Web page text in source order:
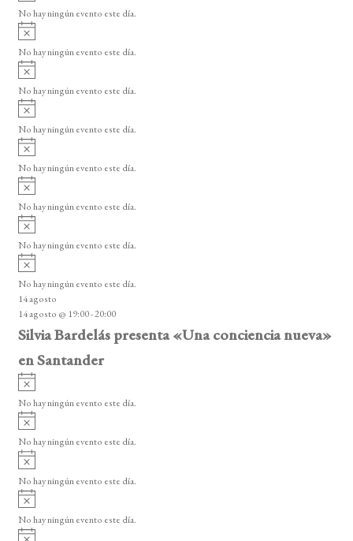
v
e
n
t
o
s
o
v
i
o
No hay ningún evento este día.
A
v
i
o
No hay ningún evento este día.
A
v
i
o
No hay ningún evento este día.
A
v
i
o
No hay ningún evento este día.
A
v
i
o
No hay ningún evento este día.
A
v
i
o
No hay ningún evento este día.
A
v
i
o
No hay ningún evento este día.
A
v
i
s
o
No hay ningún evento este día.
14 agosto
14 agosto @ 19:00-20:00
Silvia Bardelás presenta «Una conciencia nueva»
en Santander
A
v
i
o
No hay ningún evento este día.
A
v
i
o
No hay ningún evento este día.
A
v
i
o
No hay ningún evento este día.
A
v
i
No hay ningún evento este día.
A